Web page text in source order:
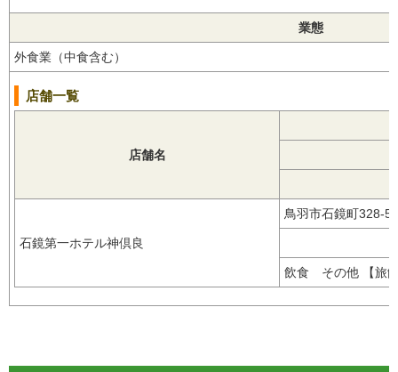
業態
外食業（中食含む）
店舗一覧
店舗名
石鏡第一ホテル神倶良
鳥羽市石鏡町
飲食 その他 【旅